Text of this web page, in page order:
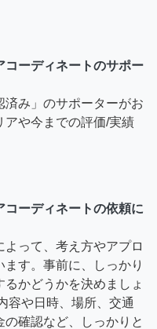
コーディネートのサポー
済み」のサポーターがお
アや今までの評価/実績
コーディネートの依頼に
って、考え方やアプロ
す。事前に、しっかり
かどうかを決めましょ
容や日時、場所、交通
確認など、しっかりと